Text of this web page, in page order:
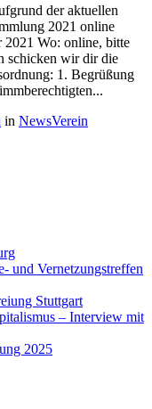
der aktuellen
2021 online
2021 Wo: online, bitte
schicken wir dir die
1. Begrüßung
in NewsVerein
und Vernetzungstreffen
Stuttgart
– Interview mit
2025